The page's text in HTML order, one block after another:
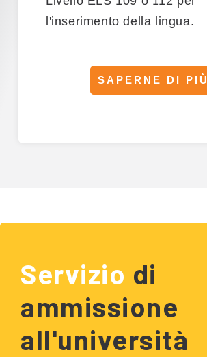
l'inserimento della lingua.
SAPERNE DI PIÙ
Servizio di
ammissione
all'università